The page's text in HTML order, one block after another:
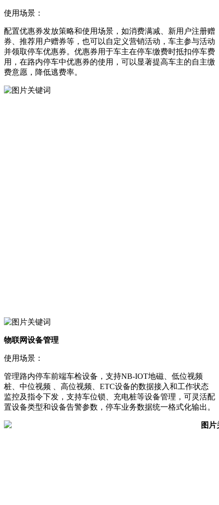
使用场景：
配置优惠券发放策略和使用场景，如消费满减、新用户注册赠
券、推荐用户赠券等，也可以自定义营销活动，车主参与活动
并领取停车优惠券。优惠券用于车主在停车缴费时抵扣停车费
用，在路内停车中优惠券的使用，可以显著提高车主的自主缴
费意愿，降低逃费率。
物联网设备管理
使用场景：
管理路内停车前端车检设备，支持NB-IOT地磁、低位视频
桩、中位视频 、高位视频、ETC设备的数据接入和工作状态
监控及指令下发，支持车位锁、充电桩等设备管理，可灵活配
置设备类型和设备告警参数，停车业务数据统一格式化输出。